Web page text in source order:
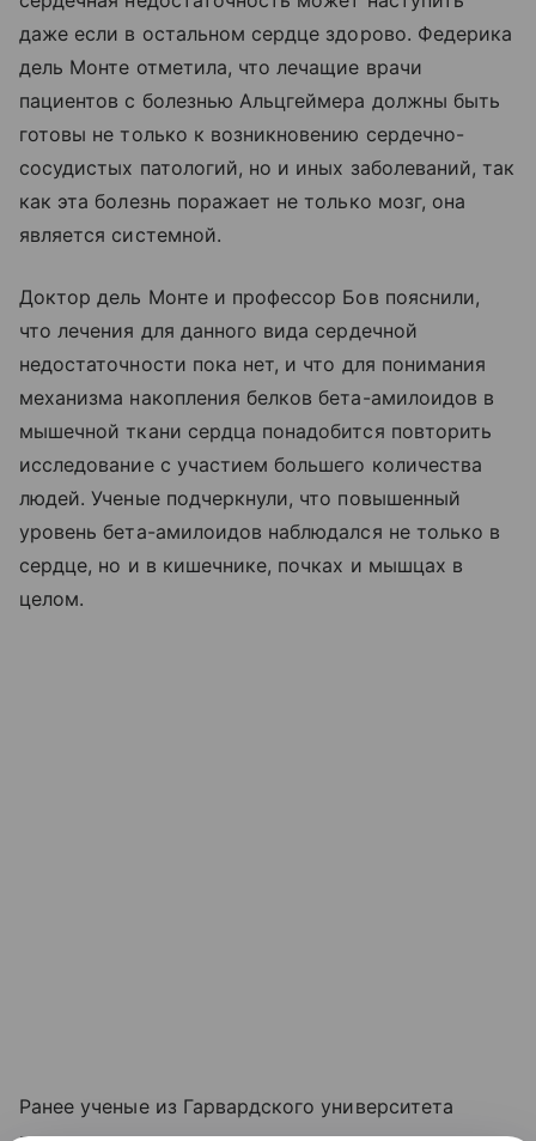
даже если в остальном сердце здорово. Федерика
дель Монте отметила, что лечащие врачи
пациентов с болезнью Альцгеймера должны быть
готовы не только к возникновению сердечно-
сосудистых патологий, но и иных заболеваний, так
как эта болезнь поражает не только мозг, она
является системной.
Доктор дель Монте и профессор Бов пояснили,
что лечения для данного вида сердечной
недостаточности пока нет, и что для понимания
механизма накопления белков бета-амилоидов в
мышечной ткани сердца понадобится повторить
исследование с участием большего количества
людей. Ученые подчеркнули, что повышенный
уровень бета-амилоидов наблюдался не только в
сердце, но и в кишечнике, почках и мышцах в
целом.
Ранее ученые из Гарвардского университета